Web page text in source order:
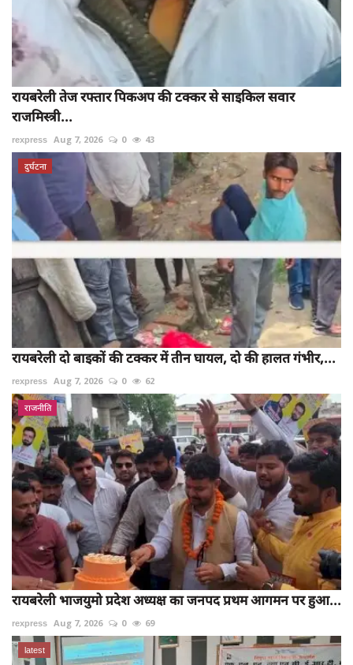
रायबरेली तेज रफ्तार पिकअप की टक्कर से साइकिल सवार
राजमिस्त्री...
rexpress Aug 7, 2026 0 43
दुर्घटना
रायबरेली दो बाइकों की टक्कर में तीन घायल, दो की हालत गंभीर,...
rexpress Aug 7, 2026 0 62
राजनीति
रायबरेली भाजयुमो प्रदेश अध्यक्ष का जनपद प्रथम आगमन पर हुआ...
rexpress Aug 7, 2026 0 69
latest